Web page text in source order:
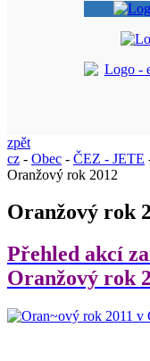
zpět
cz - Obec - ČEZ - JETE
Oranžový rok 2012
Oranžový rok
Přehled akcí
Oranžový rok